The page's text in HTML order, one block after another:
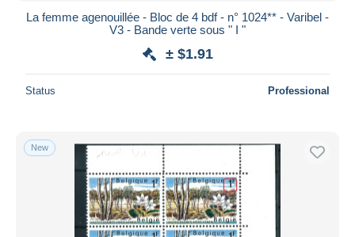
La femme agenouillée - Bloc de 4 bdf - n° 1024** - Varibel -
V3 - Bande verte sous " I "
± $1.91
Status Professional
New